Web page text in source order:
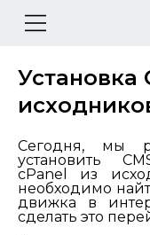
Установка
Сегодня, мы
установить
cPanel из
необходимо
движка в
сделать это